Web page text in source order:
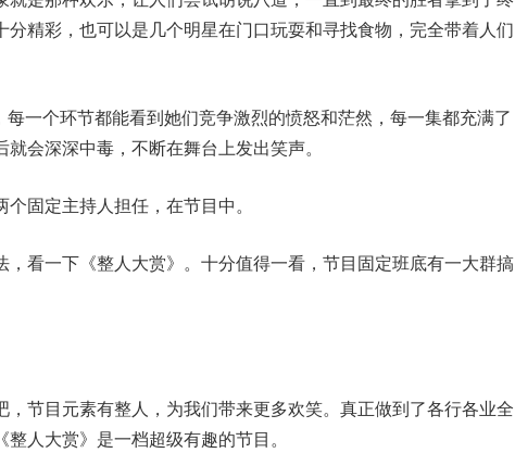
精彩，也可以是几个明星在门口玩耍和寻找食物，完全带着人们
一个环节都能看到她们竞争激烈的愤怒和茫然，每一集都充满了
会深深中毒，不断在舞台上发出笑声。
固定主持人担任，在节目中。
，看一下《整人大赏》。十分值得一看，节目固定班底有一大群搞
节目元素有整人，为我们带来更多欢笑。真正做到了各行各业全
人大赏》是一档超级有趣的节目。